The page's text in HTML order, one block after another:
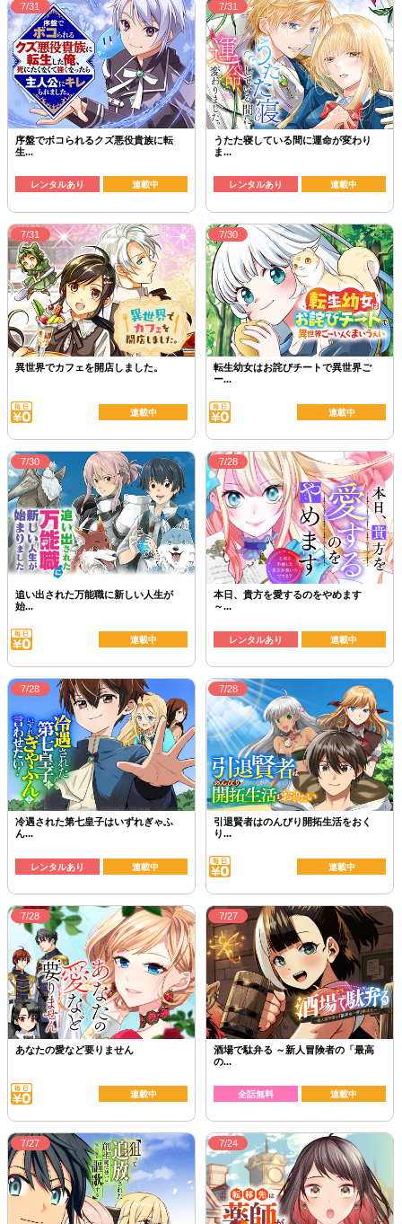
7/31
序盤でボコられるクズ悪役貴族に転
生...
レンタルあり 連載中
7/31
うたた寝している間に運命が変わり
ま...
レンタルあり 連載中
7/31
異世界でカフェを開店しました。
連載中
7/30
転生幼女はお詫びチートで異世界ご
ー...
連載中
7/30
追い出された万能職に新しい人生が
始...
連載中
7/28
本日、貴方を愛するのをやめます
～...
レンタルあり 連載中
7/28
冷遇された第七皇子はいずれぎゃふ
ん...
レンタルあり 連載中
7/28
引退賢者はのんびり開拓生活をおく
り...
連載中
7/28
あなたの愛など要りません
連載中
7/27
酒場で駄弁る ～新人冒険者の「最高
の...
全話無料 連載中
7/27 7/24